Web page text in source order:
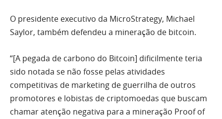
O presidente executivo da MicroStrategy, Michael
Saylor, também defendeu a mineração de bitcoin.
“[A pegada de carbono do Bitcoin] dificilmente teria
sido notada se não fosse pelas atividades
competitivas de marketing de guerrilha de outros
promotores e lobistas de criptomoedas que buscam
chamar atenção negativa para a mineração Proof of